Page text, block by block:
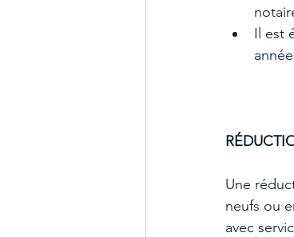
Il est
Une
neufs ou
avec